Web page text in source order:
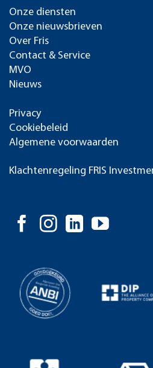
Onze diensten
Onze nieuwsbrieven
Over Fris
Contact & Service
MVO
Nieuws
Privacy
Cookiebeleid
Algemene voorwaarden
Klachtenregeling FRIS